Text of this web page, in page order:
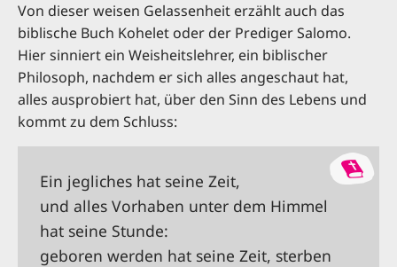
Von dieser weisen Gelassenheit erzählt auch das
biblische Buch Kohelet oder der Prediger Salomo.
Hier sinniert ein Weisheitslehrer, ein biblischer
Philosoph, nachdem er sich alles angeschaut hat,
alles ausprobiert hat, über den Sinn des Lebens und
kommt zu dem Schluss:
Ein jegliches hat seine Zeit,
und alles Vorhaben unter dem Himmel
hat seine Stunde:
geboren werden hat seine Zeit, sterben